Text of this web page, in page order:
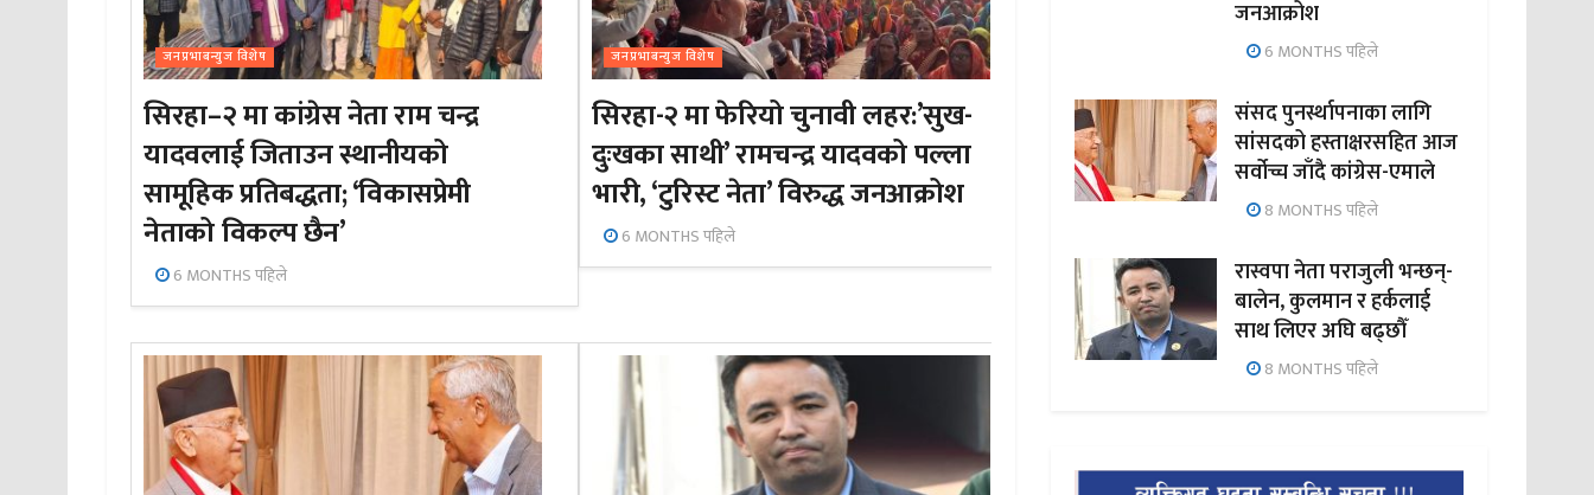
जनप्रभाबन्युज विशेष
सिरहा–२ मा कांग्रेस नेता राम चन्द्र
यादवलाई जिताउन स्थानीयको
सामूहिक प्रतिबद्धता; ‘विकासप्रेमी
नेताको विकल्प छैन’
6 MONTHS पहिले
जनप्रभाबन्युज विशेष
सिरहा-२ मा फेरियो चुनावी लहर:’सुख-
दुःखका साथी’ रामचन्द्र यादवको पल्ला
भारी, ‘टुरिस्ट नेता’ विरुद्ध जनआक्रोश
6 MONTHS पहिले
जनआक्रोश
6 MONTHS पहिले
संसद पुनर्स्थापनाका लागि
सांसदको हस्ताक्षरसहित आज
सर्वोच्च जाँदै कांग्रेस-एमाले
8 MONTHS पहिले
रास्वपा नेता पराजुली भन्छन्-
बालेन, कुलमान र हर्कलाई
साथ लिएर अघि बढ्छौँ
8 MONTHS पहिले